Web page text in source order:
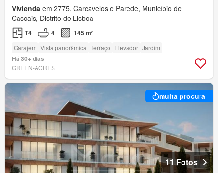
Vivienda em 2775, Carcavelos e Parede, Município de
Cascais, Distrito de Lisboa
T4 4 145 m²
Garajem Vista panorâmica Terraço Elevador Jardim
Há 30+ dias
GREEN-ACRES
muita procura
11 Fotos